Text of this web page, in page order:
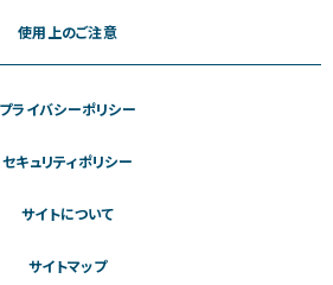
使用上のご注意
プライバシーポリシー
セキュリティポリシー
サイトについて
サイトマップ